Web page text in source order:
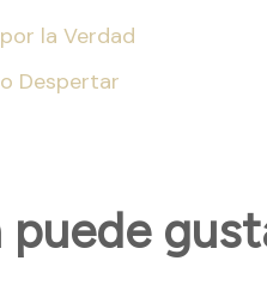
la Verdad
Despertar
puede